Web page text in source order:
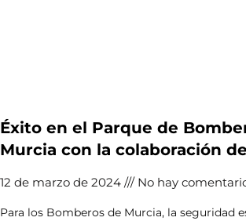
Éxito en el Parque de
Murcia con la colaboración
12 de marzo de 2024 No hay
Para los Bomberos de Murcia, la seguridad